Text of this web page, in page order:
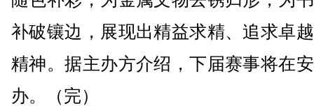
补破镶边，展现出精益求精、追求卓
精神。据主办方介绍，下届赛事将在
办。（完）